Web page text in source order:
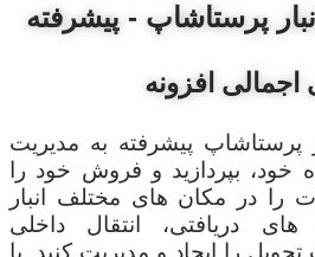
پرستاشاپ - پیشرفته
افزونه
پرستاشاپ پیشرفته به مدیریت
خود، بپردازید و فروش خود را
را در مکان های مختلف انبار
دریافتی، انتقال داخلی
را ایجاد و مدیریت کنید. با